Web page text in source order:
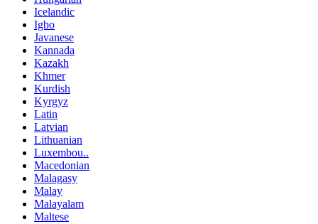
Icelandic
Igbo
Javanese
Kannada
Kazakh
Khmer
Kurdish
Kyrgyz
Latin
Latvian
Lithuanian
Luxembou..
Macedonian
Malagasy
Malay
Malayalam
Maltese